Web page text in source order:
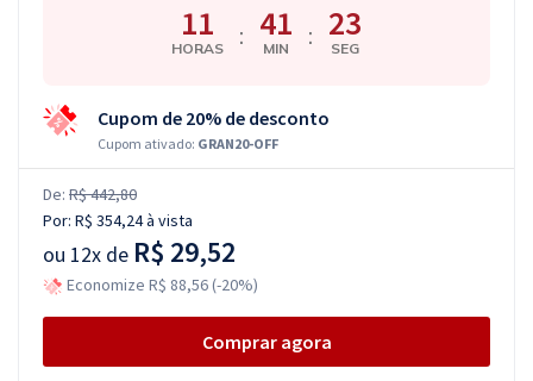
Atendimento
11
HORAS : 41
MIN : 22
SEG
Cupom de 20% de desconto
Cupom ativado: GRAN20-OFF
De: R$ 442,80
Por: R$ 354,24à vista
ou 12x de R$ 29,52
Economize R$ 88,56 (-20%)
Comprar agora